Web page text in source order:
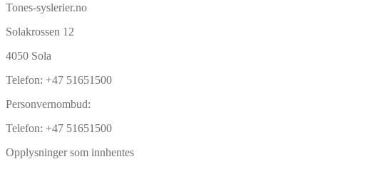
Tones-syslerier.no
Solakrossen 12
4050 Sola
Telefon: +47 51651500
Personvernombud:
Telefon: +47 51651500
Opplysninger som innhentes